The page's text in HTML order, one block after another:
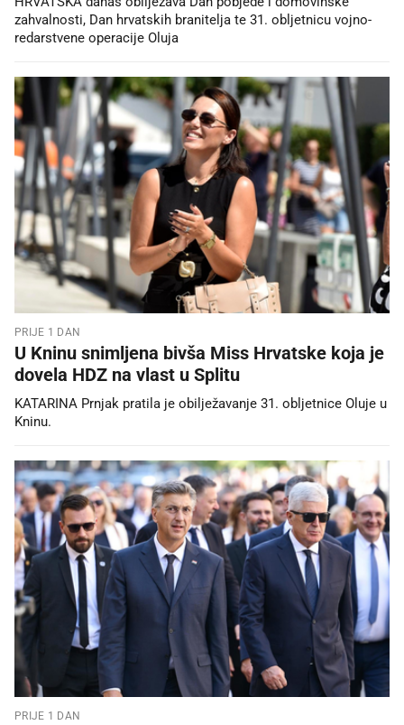
zahvalnosti, Dan hrvatskih branitelja te 31. obljetnicu vojno-
redarstvene operacije Oluja
PRIJE 1 DAN
U Kninu snimljena bivša Miss Hrvatske koja je
dovela HDZ na vlast u Splitu
KATARINA Prnjak pratila je obilježavanje 31. obljetnice Oluje u
Kninu.
PRIJE 1 DAN